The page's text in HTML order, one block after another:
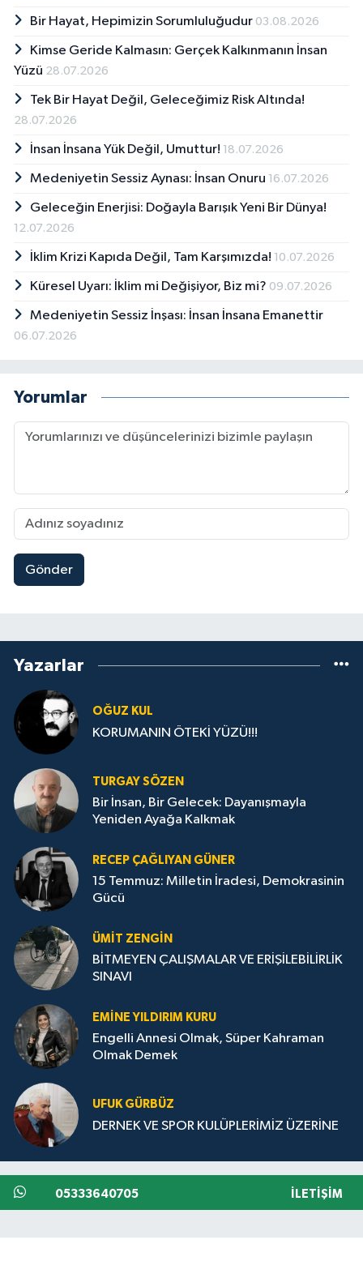
Bir Hayat, Hepimizin Sorumluluğudur 03.08.2026
Kimse Geride Kalmasın: Gerçek Kalkınmanın İnsan
Yüzü 28.07.2026
Tek Bir Hayat Değil, Geleceğimiz Risk Altında!
28.07.2026
İnsan İnsana Yük Değil, Umuttur! 18.07.2026
Medeniyetin Sessiz Aynası: İnsan Onuru 16.07.2026
Geleceğin Enerjisi: Doğayla Barışık Yeni Bir Dünya!
12.07.2026
İklim Krizi Kapıda Değil, Tam Karşımızda! 10.07.2026
Küresel Uyarı: İklim mi Değişiyor, Biz mi? 09.07.2026
Medeniyetin Sessiz İnşası: İnsan İnsana Emanettir
06.07.2026
Yorumlar
Gönder
Yazarlar
OĞUZ KUL
KORUMANIN ÖTEKİ YÜZÜ!!!
TURGAY SÖZEN
Bir İnsan, Bir Gelecek: Dayanışmayla
Yeniden Ayağa Kalkmak
RECEP ÇAĞLIYAN GÜNER
15 Temmuz: Milletin İradesi, Demokrasinin
Gücü
ÜMIT ZENGİN
BİTMEYEN ÇALIŞMALAR VE ERİŞİLEBİLİRLİK
SINAVI
EMINE YILDIRIM KURU
Engelli Annesi Olmak, Süper Kahraman
Olmak Demek
UFUK GÜRBÜZ
DERNEK VE SPOR KULÜPLERİMİZ ÜZERİNE
05333640705 İLETIŞIM